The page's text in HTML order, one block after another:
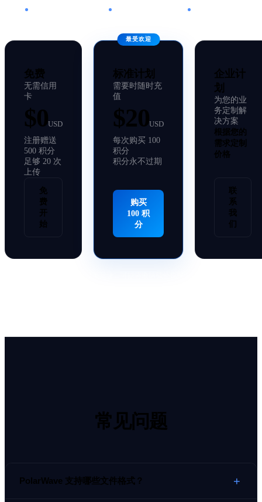
每次上传消耗 25 积分 ·
免费
无需信用
卡
$0USD
注册赠送
500 积分
足够 20 次
上传
免
费
开
始
最受欢迎
标准计划
需要时随时充
值
$20USD
每次购买 100
积分
积分永不过期
购买
100 积
分
企业计
划
为您的业
务定制解
决方案
根据您的
需求定制
价格
联
系
我
们
常见问题
PolarWave 支持哪些文件格式？ +